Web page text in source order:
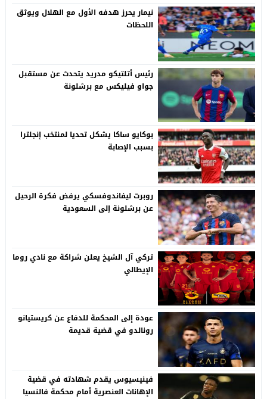
نيمار يحرز هدفه الأول مع الهلال ويوثق
اللحظات
رئيس أتلتيكو مدريد يتحدث عن مستقبل
جواو فيليكس مع برشلونة
بوكايو ساكا يشكل تحديا لمنتخب إنجلترا
بسبب الإصابة
روبرت ليفاندوفسكي يرفض فكرة الرحيل
عن برشلونة إلى السعودية
تركي آل الشيخ يعلن شراكة مع نادي روما
الإيطالي
عودة إلى المحكمة للدفاع عن كريستيانو
رونالدو في قضية قديمة
فينيسيوس يقدم شهادته في قضية
الإهانات العنصرية أمام محكمة فالنسيا